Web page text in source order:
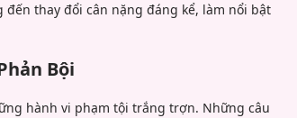
thay đổi cân nặng đáng kể, làm nổi bật
Bội
hành vi phạm tội trắng trợn. Những câu